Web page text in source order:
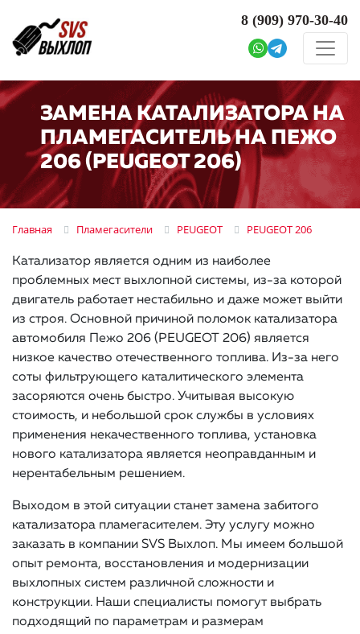
8 (909) 970-30-40
ЗАМЕНА КАТАЛИЗАТОРА НА
ПЛАМЕГАСИТЕЛЬ НА ПЕЖО
206 (PEUGEOT 206)
Главная Пламегасители PEUGEOT PEUGEOT 206
Катализатор является одним из наиболее
проблемных мест выхлопной системы, из-за которой
двигатель работает нестабильно и даже может выйти
из строя. Основной причиной поломок катализатора
автомобиля Пежо 206 (PEUGEOT 206) является
низкое качество отечественного топлива. Из-за него
соты фильтрующего каталитического элемента
засоряются очень быстро. Учитывая высокую
стоимость, и небольшой срок службы в условиях
применения некачественного топлива, установка
нового катализатора является неоправданным и
нерентабельным решением.
Выходом в этой ситуации станет замена забитого
катализатора пламегасителем. Эту услугу можно
заказать в компании SVS Выхлоп. Мы имеем большой
опыт ремонта, восстановления и модернизации
выхлопных систем различной сложности и
конструкции. Наши специалисты помогут выбрать
подходящий по параметрам и размерам